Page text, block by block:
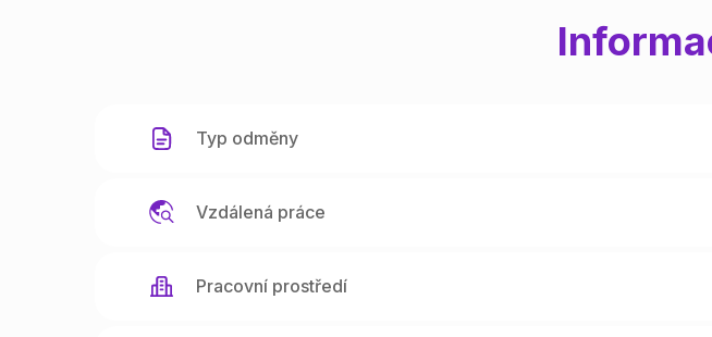
Typ odměny
Vzdálená práce
Pracovní prostředí